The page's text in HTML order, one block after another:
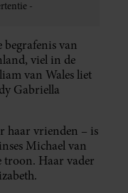
van
viel in de
van Wales liet
Gabriella
haar vrienden – is
Michael van
troon. Haar vader